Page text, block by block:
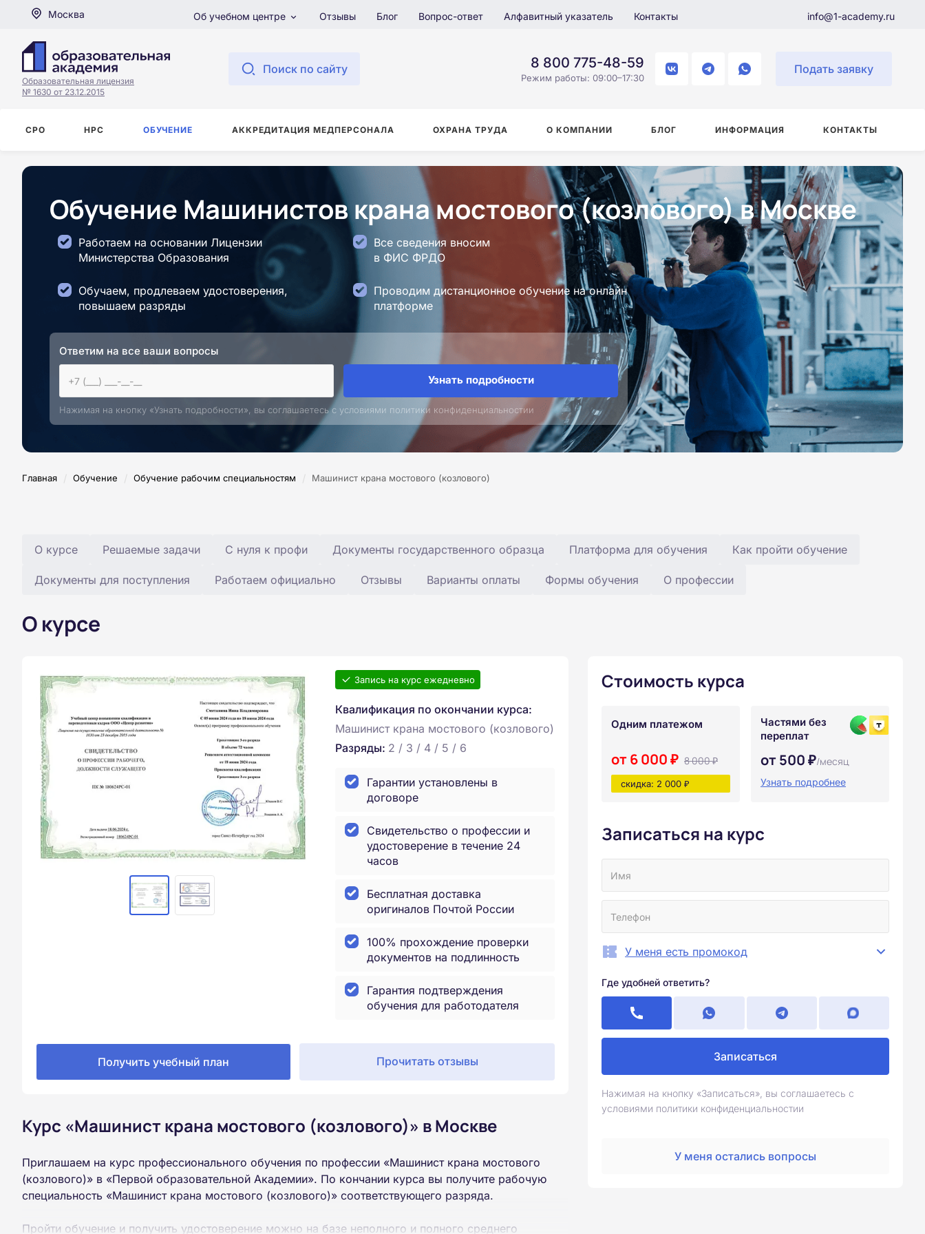
Москва Об учебном центре Отзывы Блог Вопрос-ответ Алфавитный указатель Контакты info@1-academy.ru
Образовательная лицензия
№ 1630 от 23.12.2015
Поиск по сайту 8 800 775-48-59
Режим работы: 09:00–17:30
Подать заявку
СРО НРС ОБУЧЕНИЕ АККРЕДИТАЦИЯ МЕДПЕРСОНАЛА ОХРАНА ТРУДА О КОМПАНИИ БЛОГ ИНФОРМАЦИЯ КОНТАКТЫ
Обучение Машинистов крана мостового (козлового) в Москве
Работаем на основании Лицензии
Министерства Образования
Все сведения вносим
в ФИС ФРДО
Обучаем, продлеваем удостоверения,
повышаем разряды
Проводим дистанционное обучение на онлайн
платформе
Ответим на все ваши вопросы
Узнать подробности
Нажимая на кнопку «Узнать подробности», вы соглашаетесь с условиями политики конфиденциальностии
Главная / Обучение / Обучение рабочим специальностям / Машинист крана мостового (козлового)
О курсе Решаемые задачи С нуля к профи Документы государственного образца Платформа для обучения Как пройти обучение
Документы для поступления Работаем официально Отзывы Варианты оплаты Формы обучения О профессии
О курсе
Запись на курс ежедневно
Квалификация по окончании курса:
Машинист крана мостового (козлового)
Разряды: 2 / 3 / 4 / 5 / 6
Гарантии установлены в
договоре
Свидетельство о профессии и
удостоверение в течение 24
часов
Бесплатная доставка
оригиналов Почтой России
100% прохождение проверки
документов на подлинность
Гарантия подтверждения
обучения для работодателя
Получить учебный план Прочитать отзывы
Курс «Машинист крана мостового (козлового)» в Москве
Приглашаем на курс профессионального обучения по профессии «Машинист крана мостового
(козлового)» в «Первой образовательной Академии». По кончании курса вы получите рабочую
специальность «Машинист крана мостового (козлового)» соответствующего разряда.
Пройти обучение и получить удостоверение можно на базе неполного и полного среднего
Стоимость курса
Одним платежом
от 6 000 ₽ 8 000 ₽
скидка: 2 000 ₽
Частями без
переплат
от 500 ₽/месяц
Узнать подробнее
Записаться на курс
У меня есть промокод
Где удобней ответить?
Записаться
Нажимая на кнопку «Записаться», вы соглашаетесь с
условиями политики конфиденциальностии
У меня остались вопросы